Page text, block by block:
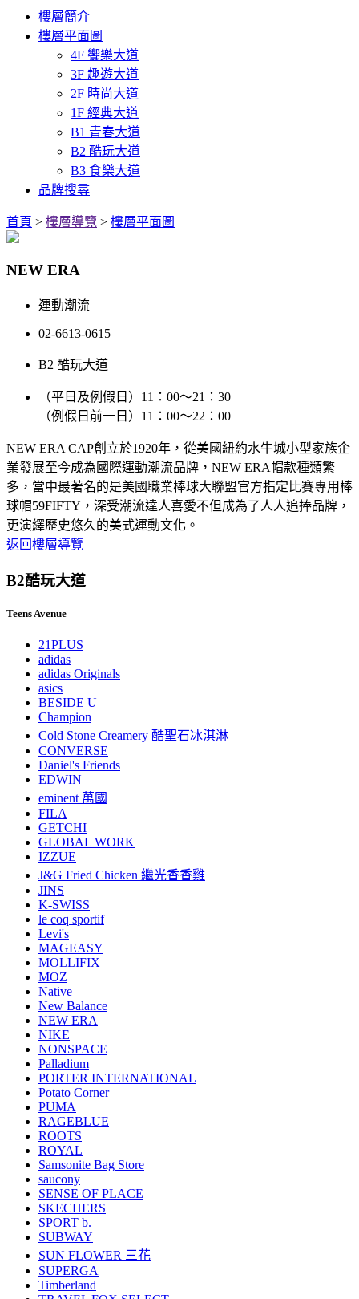
樓層簡介
樓層平面圖
4F 饗樂大道
3F 趣遊大道
2F 時尚大道
1F 經典大道
B1 青春大道
B2 酷玩大道
B3 食樂大道
品牌搜尋
首頁 > 樓層導覽 > 樓層平面圖
NEW ERA
運動潮流
02-6613-0615
B2 酷玩大道
（平日及例假日）11：00～21：30
（例假日前一日）11：00～22：00
NEW ERA CAP創立於1920年，從美國紐約水牛城小型家族企
業發展至今成為國際運動潮流品牌，NEW ERA帽款種類繁
多，當中最著名的是美國職業棒球大聯盟官方指定比賽專用棒
球帽59FIFTY，深受潮流達人喜愛不但成為了人人追捧品牌，
更演繹歷史悠久的美式運動文化。
返回樓層導覽
B2酷玩大道
Teens Avenue
21PLUS
adidas
adidas Originals
asics
BESIDE U
Champion
Cold Stone Creamery 酷聖石冰淇淋
CONVERSE
Daniel's Friends
EDWIN
eminent 萬國
FILA
GETCHI
GLOBAL WORK
IZZUE
J&G Fried Chicken 繼光香香雞
JINS
K-SWISS
le coq sportif
Levi's
MAGEASY
MOLLIFIX
MOZ
Native
New Balance
NEW ERA
NIKE
NONSPACE
Palladium
PORTER INTERNATIONAL
Potato Corner
PUMA
RAGEBLUE
ROOTS
ROYAL
Samsonite Bag Store
saucony
SENSE OF PLACE
SKECHERS
SPORT b.
SUBWAY
SUN FLOWER 三花
SUPERGA
Timberland